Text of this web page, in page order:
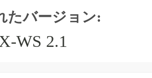
たバージョン:
WS 2.1